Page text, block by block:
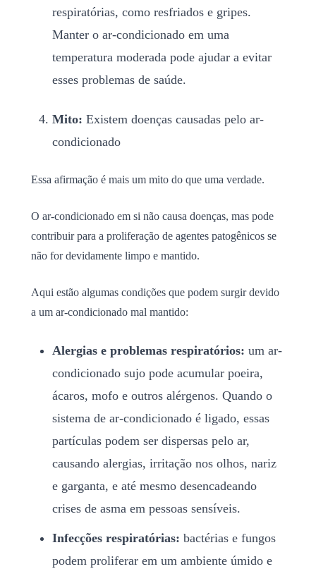
respiratórias, como resfriados e gripes.
Manter o ar-condicionado em uma
temperatura moderada pode ajudar a evitar
esses problemas de saúde.
Mito: Existem doenças causadas pelo ar-
condicionado
Essa afirmação é mais um mito do que uma verdade.
O ar-condicionado em si não causa doenças, mas pode
contribuir para a proliferação de agentes patogênicos se
não for devidamente limpo e mantido.
Aqui estão algumas condições que podem surgir devido
a um ar-condicionado mal mantido:
Alergias e problemas respiratórios: um ar-
condicionado sujo pode acumular poeira,
ácaros, mofo e outros alérgenos. Quando o
sistema de ar-condicionado é ligado, essas
partículas podem ser dispersas pelo ar,
causando alergias, irritação nos olhos, nariz
e garganta, e até mesmo desencadeando
crises de asma em pessoas sensíveis.
Infecções respiratórias: bactérias e fungos
podem proliferar em um ambiente úmido e